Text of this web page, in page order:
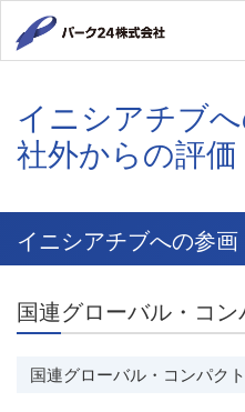
イニシアチブへ
社外からの評価
イニシアチブへの参画
国連グローバル・コン
国連グローバル・コンパク